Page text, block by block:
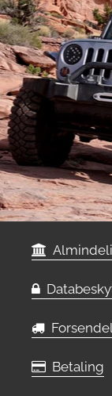
Betaling